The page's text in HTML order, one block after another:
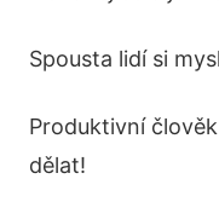
Spousta lidí si
Produktivní
dělat!